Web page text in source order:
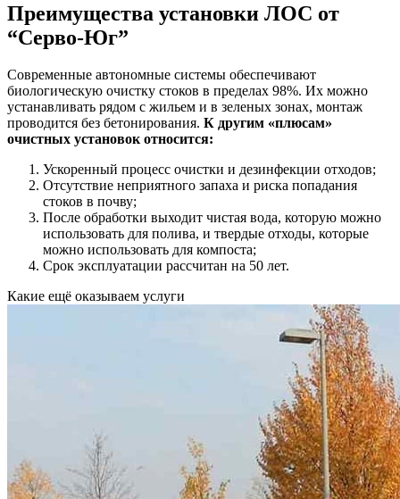
Преимущества установки ЛОС от
“Серво-Юг”
Современные автономные системы обеспечивают
биологическую очистку стоков в пределах 98%. Их можно
устанавливать рядом с жильем и в зеленых зонах, монтаж
проводится без бетонирования. К другим «плюсам»
очистных установок относится:
Ускоренный процесс очистки и дезинфекции отходов;
Отсутствие неприятного запаха и риска попадания
стоков в почву;
После обработки выходит чистая вода, которую можно
использовать для полива, и твердые отходы, которые
можно использовать для компоста;
Срок эксплуатации рассчитан на 50 лет.
Какие ещё оказываем услуги